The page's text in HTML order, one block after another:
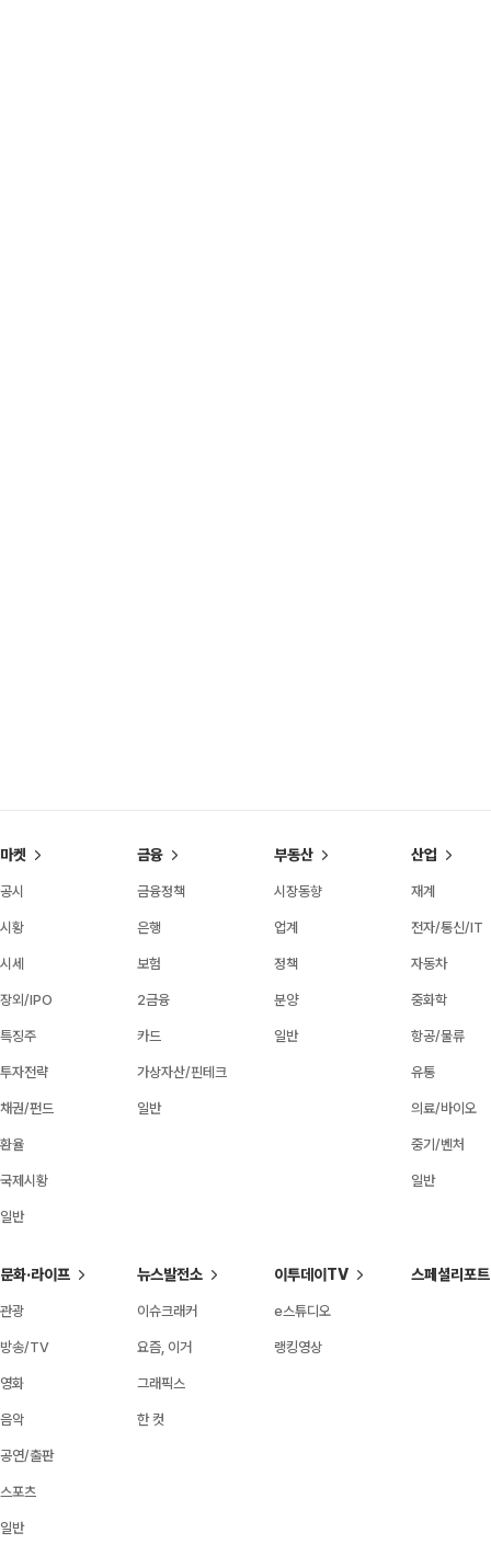
마켓
공시
시황
시세
장외/IPO
특징주
투자전략
채권/펀드
환율
국제시황
일반
금융
금융정책
은행
보험
2금융
카드
가상자산/핀테크
일반
부동산
시장동향
업계
정책
분양
일반
산업
재계
전자/통신/IT
자동차
중화학
항공/물류
유통
의료/바이오
중기/벤처
일반
문화·라이프
관광
방송/TV
영화
음악
공연/출판
스포츠
일반
뉴스발전소
이슈크래커
요즘, 이거
그래픽스
한 컷
이투데이TV
e스튜디오
랭킹영상
스페셜리포트